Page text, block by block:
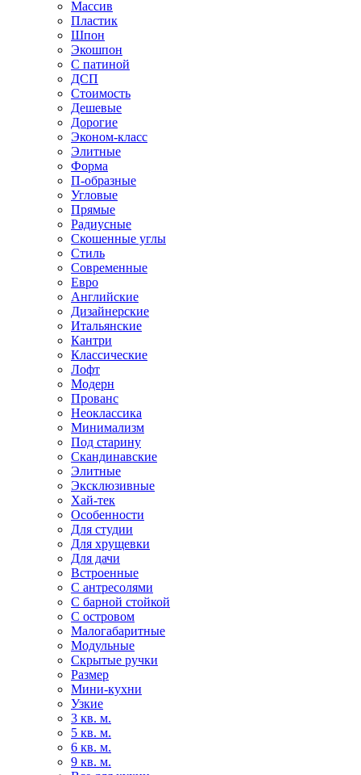
Массив
Пластик
Шпон
Экошпон
С патиной
ДСП
Стоимость
Дешевые
Дорогие
Эконом-класс
Элитные
Форма
П-образные
Угловые
Прямые
Радиусные
Скошенные углы
Стиль
Современные
Евро
Английские
Дизайнерские
Итальянские
Кантри
Классические
Лофт
Модерн
Прованс
Неоклассика
Минимализм
Под старину
Скандинавские
Элитные
Эксклюзивные
Хай-тек
Особенности
Для студии
Для хрущевки
Для дачи
Встроенные
С антресолями
С барной стойкой
С островом
Малогабаритные
Модульные
Скрытые ручки
Размер
Мини-кухни
Узкие
3 кв. м.
5 кв. м.
6 кв. м.
9 кв. м.